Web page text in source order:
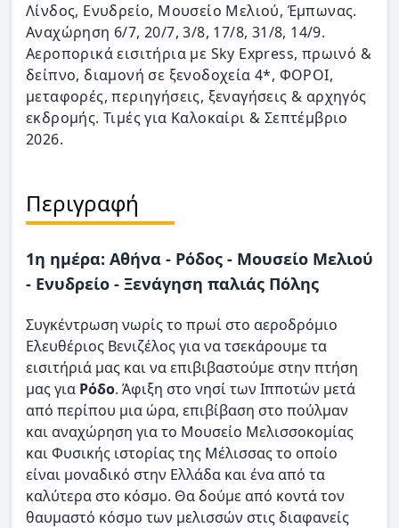
Λίνδος, Ενυδρείο, Μουσείο Μελιού, Έμπωνας.
Αναχώρηση 6/7, 20/7, 3/8, 17/8, 31/8, 14/9.
Αεροπορικά εισιτήρια με Sky Express, πρωινό &
δείπνο, διαμονή σε ξενοδοχεία 4*, ΦΟΡΟΙ,
μεταφορές, περιηγήσεις, ξεναγήσεις & αρχηγός
εκδρομής. Τιμές για Καλοκαίρι & Σεπτέμβριο
2026.
Περιγραφή
1η ημέρα: Αθήνα - Ρόδος - Μουσείο Μελιού
- Ενυδρείο - Ξενάγηση παλιάς Πόλης
Συγκέντρωση νωρίς το πρωί στο αεροδρόμιο
Ελευθέριος Βενιζέλος για να τσεκάρουμε τα
εισιτήριά μας και να επιβιβαστούμε στην πτήση
μας για Ρόδο. Άφιξη στο νησί των Ιπποτών μετά
από περίπου μια ώρα, επιβίβαση στο πούλμαν
και αναχώρηση για το Μουσείο Μελισσοκομίας
και Φυσικής ιστορίας της Μέλισσας το οποίο
είναι μοναδικό στην Ελλάδα και ένα από τα
καλύτερα στο κόσμο. Θα δούμε από κοντά τον
θαυμαστό κόσμο των μελισσών στις διαφανείς